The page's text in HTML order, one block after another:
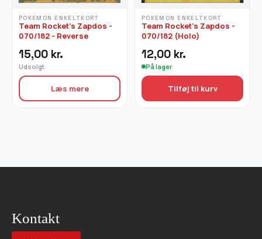
POKEMON ENKELTKORT
Team Rocket's Zapdos -
070/182 - Reverse
15,00 kr.
Udsolgt
Læs mere
POKEMON ENKELTKORT
Team Rocket's Zapdos -
070/182 (Holo)
12,00 kr.
På lager
Tilføj til kurv
Kontakt